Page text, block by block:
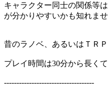
キャラクター同士の関係等
が分かりやすいかも知れませ
昔のラノベ、あるいはＴＲ
プレイ時間は30分から長くて
------------------------------------